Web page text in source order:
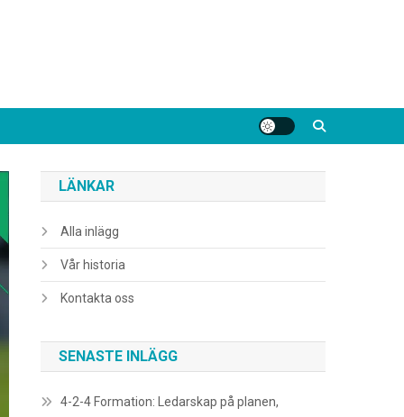
LÄNKAR
Alla inlägg
Vår historia
Kontakta oss
SENASTE INLÄGG
4-2-4 Formation: Ledarskap på planen,